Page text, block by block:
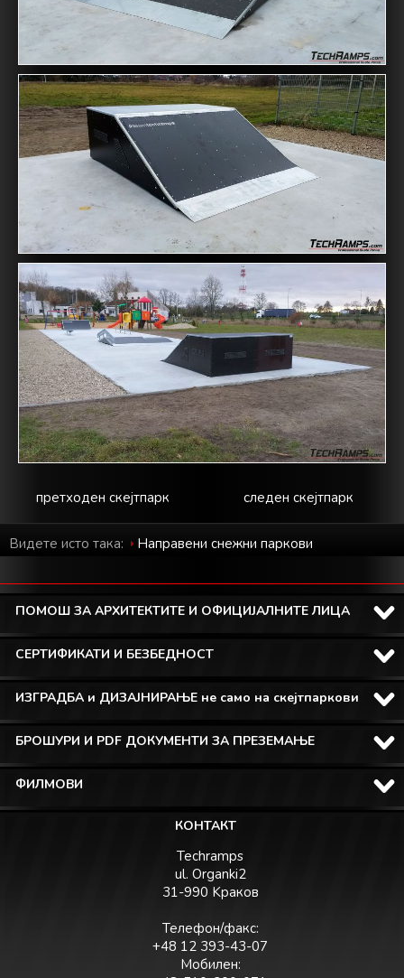
следен скејтпарк
претходен скејтпарк
Видете исто така: Направени снежни паркови
ПОМОШ ЗА АРХИТЕКТИТЕ И ОФИЦИЈАЛНИТЕ ЛИЦА
СЕРТИФИКАТИ И БЕЗБЕДНОСТ
ИЗГРАДБА и ДИЗАЈНИРАЊЕ не само на скејтпаркови
БРОШУРИ И PDF ДОКУМЕНТИ ЗА ПРЕЗЕМАЊЕ
ФИЛМОВИ
КОНТАКТ
Techramps
ul. Organki2
31-990 Kраков
Телефон/факс:
+48 12 393-43-07
Мобилен: